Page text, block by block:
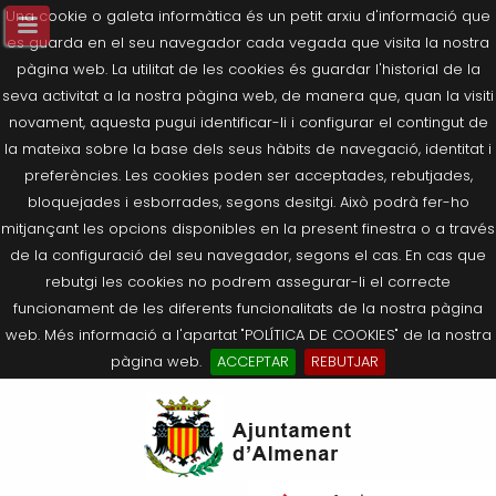
Una cookie o galeta informàtica és un petit arxiu d'informació que
es guarda en el seu navegador cada vegada que visita la nostra
pàgina web. La utilitat de les cookies és guardar l'historial de la
seva activitat a la nostra pàgina web, de manera que, quan la visiti
novament, aquesta pugui identificar-li i configurar el contingut de
la mateixa sobre la base dels seus hàbits de navegació, identitat i
preferències. Les cookies poden ser acceptades, rebutjades,
bloquejades i esborrades, segons desitgi. Això podrà fer-ho
mitjançant les opcions disponibles en la present finestra o a través
de la configuració del seu navegador, segons el cas. En cas que
rebutgi les cookies no podrem assegurar-li el correcte
funcionament de les diferents funcionalitats de la nostra pàgina
web. Més informació a l'apartat "POLÍTICA DE COOKIES" de la nostra
pàgina web.
ACCEPTAR
REBUTJAR
Salutació de l’Alcaldessa
Composició Consistori
Agricultura, Ramaderia i Medi
Què és la Seu Electrònica?
Últimes publicacions